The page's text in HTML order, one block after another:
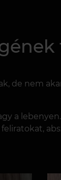
de nem
a